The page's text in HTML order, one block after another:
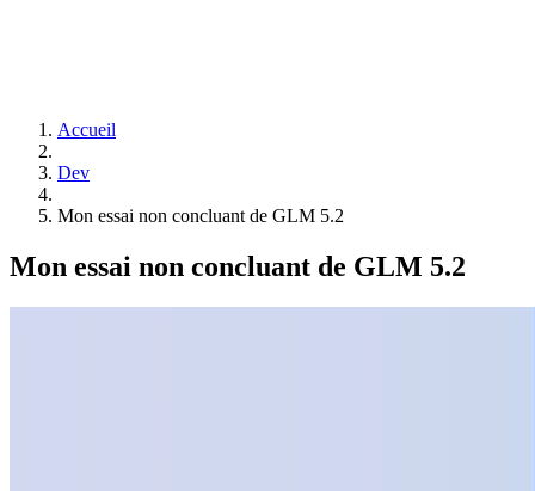
Accueil
Dev
Mon essai non concluant de GLM 5.2
Mon essai non concluant de GLM 5.2